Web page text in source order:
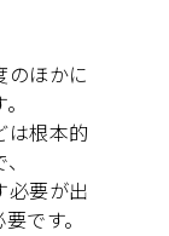
のほかに
は根本的
必要が出
です。